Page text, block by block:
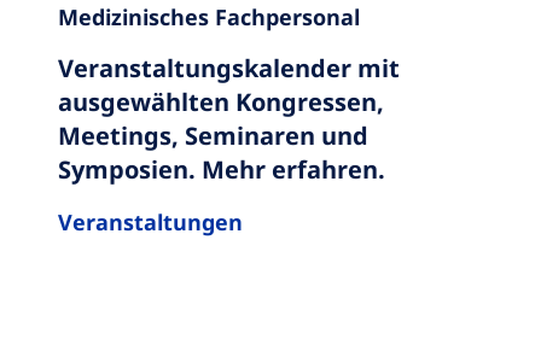
Medizinisches Fachpersonal
Veranstaltungskalender mit
ausgewählten Kongressen,
Meetings, Seminaren und
Symposien. Mehr erfahren.
Veranstaltungen